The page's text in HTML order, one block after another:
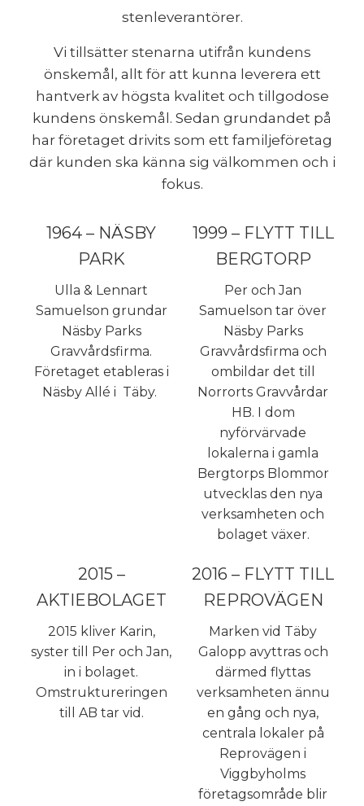
stenleverantörer.
Vi tillsätter stenarna utifrån kundens
önskemål, allt för att kunna leverera ett
hantverk av högsta kvalitet och tillgodose
kundens önskemål. Sedan grundandet på
har företaget drivits som ett familjeföretag
där kunden ska känna sig välkommen och i
fokus.
1964 – NÄSBY
PARK
Ulla & Lennart
Samuelson grundar
Näsby Parks
Gravvårdsfirma.
Företaget etableras i
Näsby Allé i Täby.
1999 – FLYTT TILL
BERGTORP
Per och Jan
Samuelson tar över
Näsby Parks
Gravvårdsfirma och
ombildar det till
Norrorts Gravvårdar
HB. I dom
nyförvärvade
lokalerna i gamla
Bergtorps Blommor
utvecklas den nya
verksamheten och
bolaget växer.
2015 –
AKTIEBOLAGET
2015 kliver Karin,
syster till Per och Jan,
in i bolaget.
Omstruktureringen
till AB tar vid.
2016 – FLYTT TILL
REPROVÄGEN
Marken vid Täby
Galopp avyttras och
därmed flyttas
verksamheten ännu
en gång och nya,
centrala lokaler på
Reprovägen i
Viggbyholms
företagsområde blir